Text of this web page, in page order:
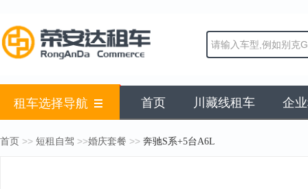
租车选择导航 首页 川藏线租车 企
首页 >> 短租自驾 >>婚庆套餐 >> 奔驰S系+5台A6L